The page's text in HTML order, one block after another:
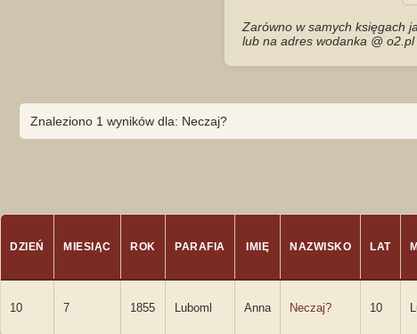
Zarówno w samych księgach
lub na adres wodanka @ o2.pl
Znaleziono 1 wyników dla: Neczaj?
DZIEŃ MIESIĄC ROK PARAFIA IMIĘ NAZWISKO LAT
10 7 1855 Luboml Anna Neczaj? 10